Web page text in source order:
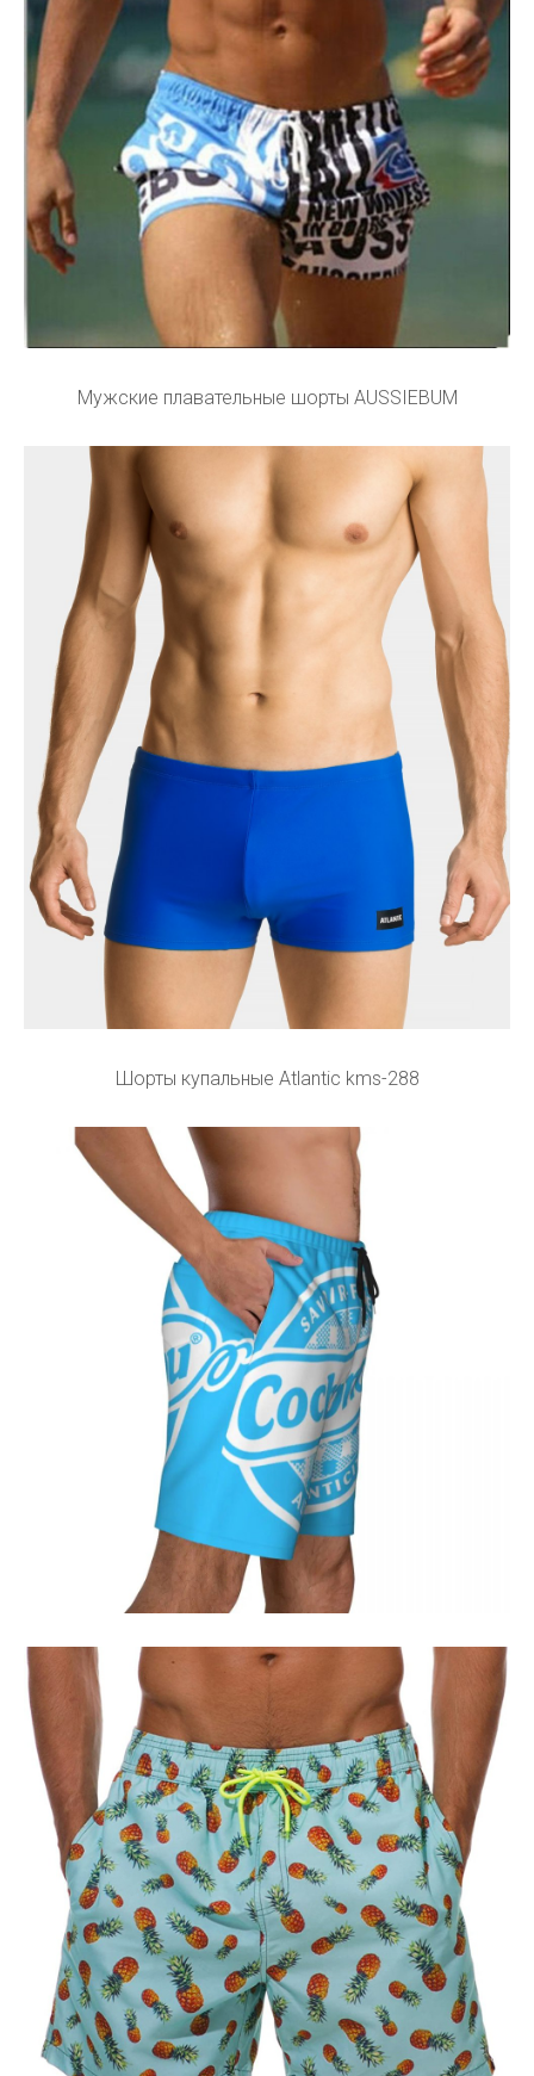
Мужские плавательные шорты AUSSIEBUM
Шорты купальные Atlantic kms-288